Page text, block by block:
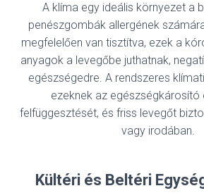
A klíma egy ideális környezet a
penészgombák allergének
megfelelően van tisztítva, ezek a
anyagok a levegőbe juthatnak,
egészségedre. A rendszeres
ezeknek az egészségkárosító
felfüggesztését, és friss levegőt
vagy irodában.
Kültéri és Beltéri